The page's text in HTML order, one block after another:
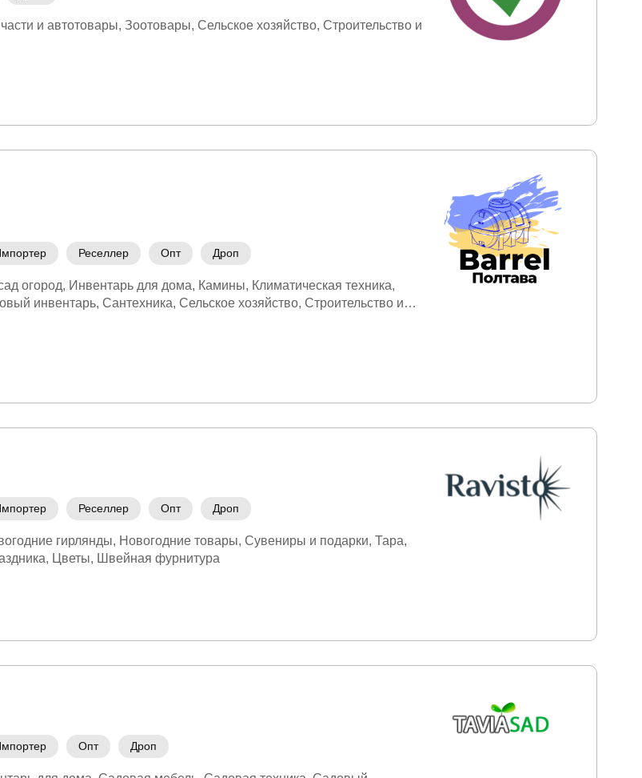
и автотовары Зоотовары Сельское хозяйство Строительство и
Реселлер Опт Дроп
огород Инвентарь для дома Камины
Климатическая техника
инвентарь Сантехника Сельское хозяйство Строительство и
Реселлер Опт Дроп
гирлянды Новогодние товары Сувениры и подарки Тара
Цветы Швейная фурнитура
Опт Дроп